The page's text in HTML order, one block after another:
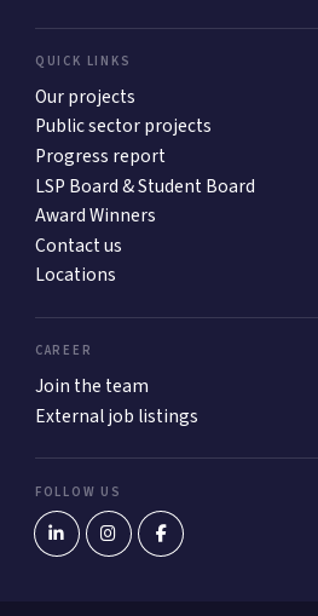
QUICK LINKS
Our projects
Public sector projects
Progress report
LSP Board & Student Board
Award Winners
Contact us
Locations
CAREER
Join the team
External job listings
FOLLOW US